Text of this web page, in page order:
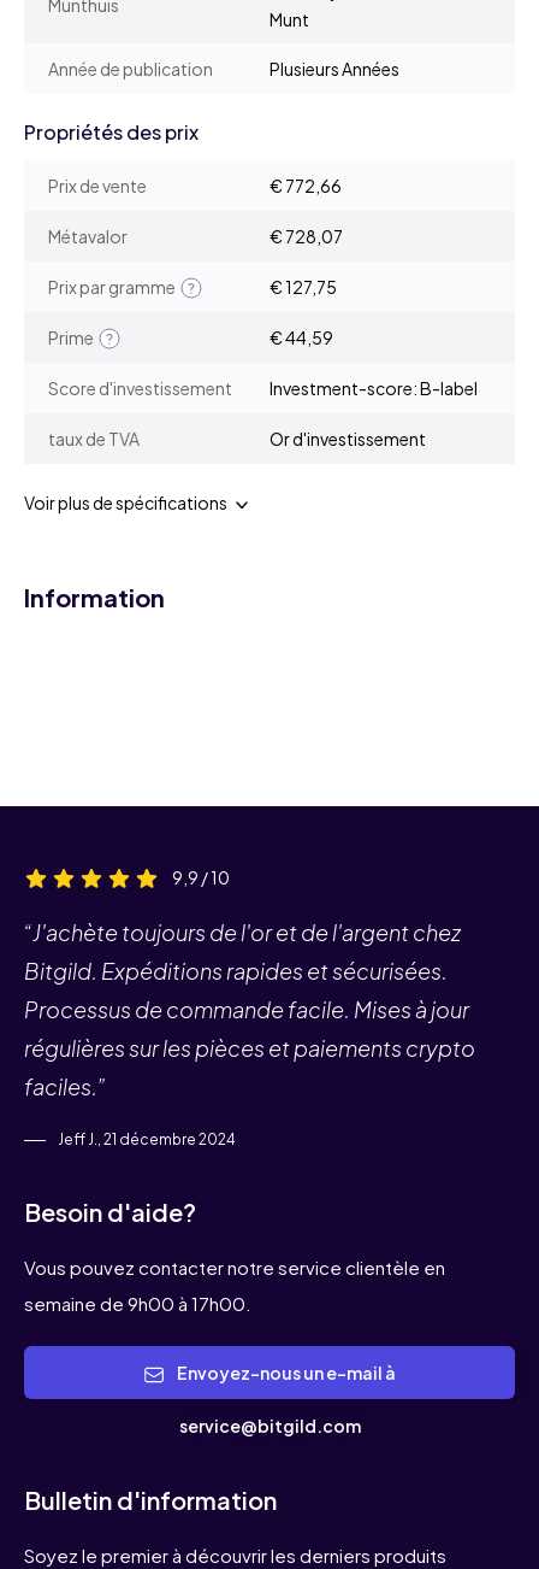
Munthuis
Munt
Année de publication Plusieurs Années
Propriétés des prix
Prix de vente € 772,66
Métavalor € 728,07
Prix par gramme € 127,75
Prime € 44,59
Score d'investissement Investment-score: B-label
taux de TVA Or d'investissement
Voir plus de spécifications
Information
9,9 / 10
“J'achète toujours de l'or et de l'argent chez
Bitgild. Expéditions rapides et sécurisées.
Processus de commande facile. Mises à jour
régulières sur les pièces et paiements crypto
faciles.”
Jeff J., 21 décembre 2024
Besoin d'aide?
Vous pouvez contacter notre service clientèle en
semaine de 9h00 à 17h00.
service@bitgild.com
Bulletin d'information
Soyez le premier à découvrir les derniers produits